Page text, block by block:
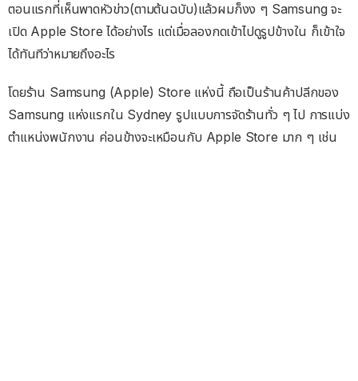
ตอนแรกที่เห็นพาดหัวข่าว(ตามต้นฉบับ)แล้วผมก็งง ๆ Samsung จะ
เปิด Apple Store ได้อย่างไร แต่เมื่อลองกดเข้าไปดูรูปข้างใน ก็เข้าใจ
ได้ทันทีว่าหมายถึงอะไร
โดยร้าน Samsung (Apple) Store แห่งนี้ ถือเป็นร้านค้าปลีกของ
Samsung แห่งแรกใน Sydney รูปแบบการจัดร้านทั่ว ๆ ไป การแบ่ง
ตำแหน่งพนักงาน ค่อนข้างจะเหมือนกับ Apple Store มาก ๆ เช่น